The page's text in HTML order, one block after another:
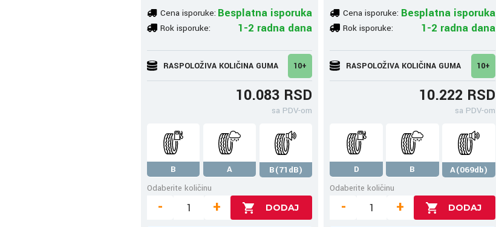
Cena isporuke: Besplatna isporuka
Rok isporuke: 1-2 radna dana
RASPOLOŽIVA KOLIČINA GUMA 10+
10.083 RSD
sa PDV-om
B A
B(71dB)
Odaberite količinu
- +
Cena isporuke: Besplatna isporuka
Rok isporuke: 1-2 radna dana
RASPOLOŽIVA KOLIČINA GUMA 10+
10.222 RSD
sa PDV-om
D B
A(069db)
Odaberite količinu
- +